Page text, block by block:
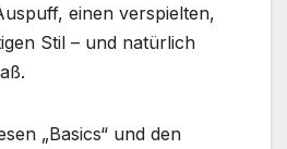
einen verspielten,
Stil – und natürlich
„Basics“ und den